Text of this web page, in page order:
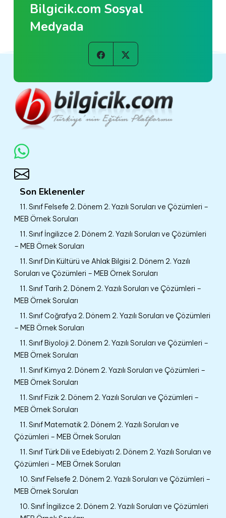
Bilgicik.com Sosyal
Medyada
Son Eklenenler
11. Sınıf Felsefe 2. Dönem 2. Yazılı Soruları ve Çözümleri –
MEB Örnek Soruları
11. Sınıf İngilizce 2. Dönem 2. Yazılı Soruları ve Çözümleri
– MEB Örnek Soruları
11. Sınıf Din Kültürü ve Ahlak Bilgisi 2. Dönem 2. Yazılı
Soruları ve Çözümleri – MEB Örnek Soruları
11. Sınıf Tarih 2. Dönem 2. Yazılı Soruları ve Çözümleri –
MEB Örnek Soruları
11. Sınıf Coğrafya 2. Dönem 2. Yazılı Soruları ve Çözümleri
– MEB Örnek Soruları
11. Sınıf Biyoloji 2. Dönem 2. Yazılı Soruları ve Çözümleri –
MEB Örnek Soruları
11. Sınıf Kimya 2. Dönem 2. Yazılı Soruları ve Çözümleri –
MEB Örnek Soruları
11. Sınıf Fizik 2. Dönem 2. Yazılı Soruları ve Çözümleri –
MEB Örnek Soruları
11. Sınıf Matematik 2. Dönem 2. Yazılı Soruları ve
Çözümleri – MEB Örnek Soruları
11. Sınıf Türk Dili ve Edebiyatı 2. Dönem 2. Yazılı Soruları ve
Çözümleri – MEB Örnek Soruları
10. Sınıf Felsefe 2. Dönem 2. Yazılı Soruları ve Çözümleri –
MEB Örnek Soruları
10. Sınıf İngilizce 2. Dönem 2. Yazılı Soruları ve Çözümleri